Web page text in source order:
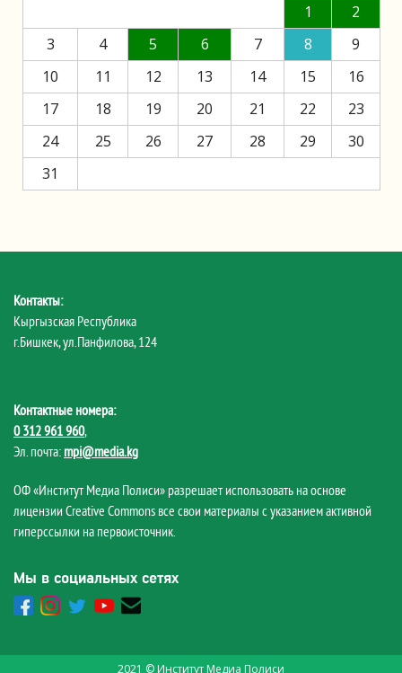
1
2
3
4 5 6 7 8
9
10
11 12 13 14 15
16
17
18 19 20 21 22
23
24
25 26 27 28 29
30
31
Контакты:
Кыргызская Республика
г.Бишкек, ул.Панфилова, 124
Контактные номера:
0 312 961 960,
Эл. почта: mpi@media.kg
ОФ «Институт Медиа Полиси» разрешает использовать на основе
лицензии Creative Commons все свои материалы с указанием активной
гиперссылки на первоисточник.
Мы в социальных сетях
2021 © Институт Медиа Полиси